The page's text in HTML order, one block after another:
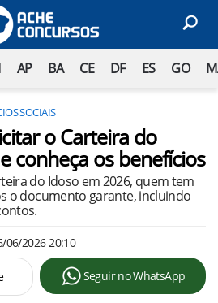
AP BA CE DF ES GO
SOCIAIS
o Carteira do
conheça os benefícios
do Idoso em 2026, quem tem
o documento garante, incluindo
06/2026 20:10
Seguir no WhatsApp